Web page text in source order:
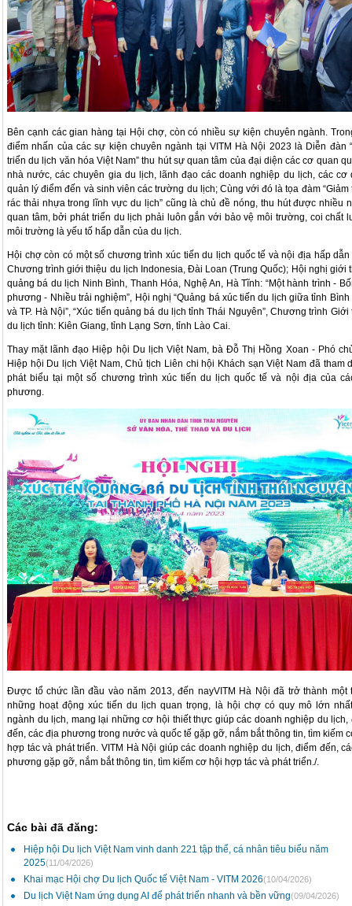
Bên cạnh các gian hàng tại Hội chợ, còn có nhiều sự kiện chuyên ngành.
điểm nhấn của các sự kiện chuyên ngành tại VITM Hà Nội 2023 là Diễn đàn
triển du lịch văn hóa Việt Nam” thu hút sự quan tâm của đại diện các cơ quan
nhà nước, các chuyên gia du lịch, lãnh đạo các doanh nghiệp du lịch, các cơ
quản lý điểm đến và sinh viên các trường du lịch; Cùng với đó là tọa đàm “Giảm
rác thải nhựa trong lĩnh vực du lịch” cũng là chủ đề nóng, thu hút được nhiều
quan tâm, bởi phát triển du lịch phải luôn gắn với bảo vệ môi trường, coi chất
môi trường là yếu tố hấp dẫn của du lịch.
Hội chợ còn có một số chương trình xúc tiến du lịch quốc tế và nội địa hấp
Chương trình giới thiệu du lịch Indonesia, Đài Loan (Trung Quốc); Hội nghị giới
quảng bá du lịch Ninh Bình, Thanh Hóa, Nghệ An, Hà Tĩnh: “Một hành trình -
phương - Nhiều trải nghiệm”, Hội nghị “Quảng bá xúc tiến du lịch giữa tỉnh
và TP. Hà Nội”, “Xúc tiến quảng bá du lịch tỉnh Thái Nguyên”, Chương trình Giới
du lịch tỉnh: Kiên Giang, tỉnh Lạng Sơn, tỉnh Lào Cai.
Thay mặt lãnh đạo Hiệp hội Du lịch Việt Nam, bà Đỗ Thị Hồng Xoan - Phó
Hiệp hội Du lịch Việt Nam, Chủ tịch Liên chi hội Khách sạn Việt Nam đã tham
phát biểu tại một số chương trình xúc tiến du lịch quốc tế và nội địa của
phương.
Được tổ chức lần đầu vào năm 2013, đến nayVITM Hà Nội đã trở thành một
những hoạt động xúc tiến du lịch quan trọng, là hội chợ có quy mô lớn
ngành du lịch, mang lại những cơ hội thiết thực giúp các doanh nghiệp du lịch,
đến, các địa phương trong nước và quốc tế gặp gỡ, nắm bắt thông tin, tìm kiếm
hợp tác và phát triển. VITM Hà Nội giúp các doanh nghiệp du lịch, điểm đến,
phương gặp gỡ, nắm bắt thông tin, tìm kiếm cơ hội hợp tác và phát triển./.
Các bài đã đăng:
Hiệp hội Du lịch Việt Nam vinh danh 221 tập thể, cá nhân tiêu biểu năm
2025(11/04/2026)
Khai mạc Hội chợ Du lịch Quốc tế Việt Nam - VITM 2026(10/04/2026)
Du lịch Việt Nam ứng dụng AI để phát triển nhanh và bền vững(09/04/2026)